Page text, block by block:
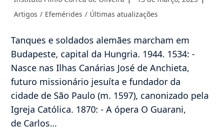
post:
Categoria
Artigos / Efemérides / Últimas atualizações
Tanques e soldados alemães marcham em
Budapeste, capital da Hungria. 1944. 1534: -
Nasce nas Ilhas Canárias José de Anchieta,
futuro missionário jesuíta e fundador da
cidade de São Paulo (m. 1597), canonizado pela
Igreja Católica. 1870: - A ópera O Guarani,
de Carlos…